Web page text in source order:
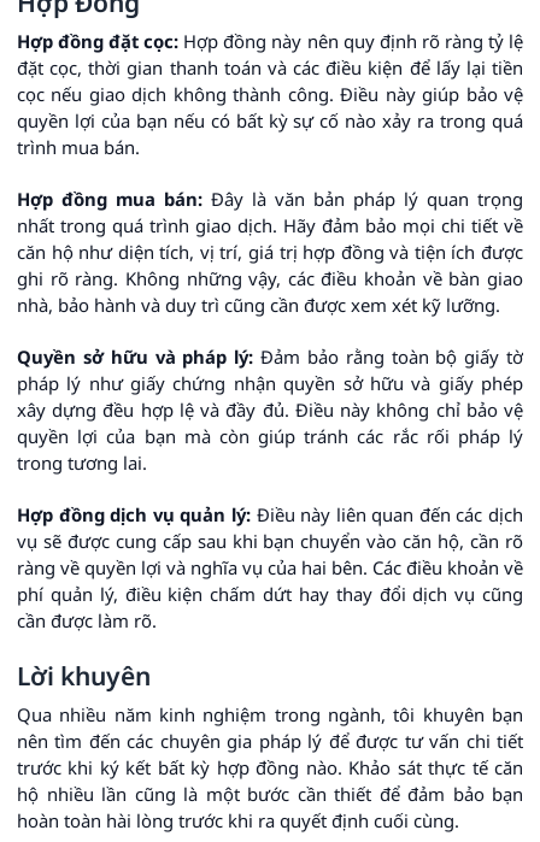
Hợp đồng đặt cọc: Hợp đồng này nên quy định rõ ràng tỷ lệ
đặt cọc, thời gian thanh toán và các điều kiện để lấy lại tiền
cọc nếu giao dịch không thành công. Điều này giúp bảo vệ
quyền lợi của bạn nếu có bất kỳ sự cố nào xảy ra trong quá
trình mua bán.
Hợp đồng mua bán: Đây là văn bản pháp lý quan trọng
nhất trong quá trình giao dịch. Hãy đảm bảo mọi chi tiết về
căn hộ như diện tích, vị trí, giá trị hợp đồng và tiện ích được
ghi rõ ràng. Không những vậy, các điều khoản về bàn giao
nhà, bảo hành và duy trì cũng cần được xem xét kỹ lưỡng.
Quyền sở hữu và pháp lý: Đảm bảo rằng toàn bộ giấy tờ
pháp lý như giấy chứng nhận quyền sở hữu và giấy phép
xây dựng đều hợp lệ và đầy đủ. Điều này không chỉ bảo vệ
quyền lợi của bạn mà còn giúp tránh các rắc rối pháp lý
trong tương lai.
Hợp đồng dịch vụ quản lý:Điều này liên quan đến các dịch
vụ sẽ được cung cấp sau khi bạn chuyển vào căn hộ, cần rõ
ràng về quyền lợi và nghĩa vụ của hai bên. Các điều khoản về
phí quản lý, điều kiện chấm dứt hay thay đổi dịch vụ cũng
cần được làm rõ.
Lời khuyên
Qua nhiều năm kinh nghiệm trong ngành, tôi khuyên bạn
nên tìm đến các chuyên gia pháp lý để được tư vấn chi tiết
trước khi ký kết bất kỳ hợp đồng nào. Khảo sát thực tế căn
hộ nhiều lần cũng là một bước cần thiết để đảm bảo bạn
hoàn toàn hài lòng trước khi ra quyết định cuối cùng.